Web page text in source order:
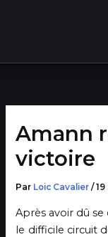
Amann
victoire
Par Loic Cavalier/
Après avoir dû se
le difficile circuit